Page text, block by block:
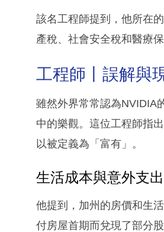
該名工程師提到，他所在
產稅、社會安全稅和醫療
工程師丨誤解與
雖然外界常常認為NVIDIA
中的樂觀。這位工程師指
以被定義為「富有」。
生活成本與意外支出
他提到，加州的房價和生
付房屋首期而兌現了部分